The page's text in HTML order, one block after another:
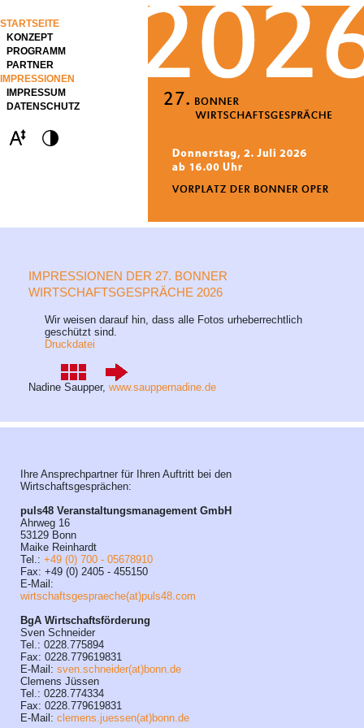
STARTSEITE
KONZEPT
PROGRAMM
PARTNER
IMPRESSIONEN
IMPRESSUM
DATENSCHUTZ
IMPRESSIONEN DER 27. BONNER
WIRTSCHAFTSGESPRÄCHE 2026
Wir weisen darauf hin, dass alle Fotos urheberrechtlich
geschützt sind.
Druckdatei
Nadine Saupper, www.sauppernadine.de
Ihre Ansprechpartner für Ihren Auftritt bei den
Wirtschaftsgesprächen:
puls48 Veranstaltungsmanagement GmbH
Ahrweg 16
53129 Bonn
Maike Reinhardt
Tel.: +49 (0) 700 - 05678910
Fax: +49 (0) 2405 - 455150
E-Mail:
wirtschaftsgespraeche(at)puls48.com
BgA Wirtschaftsförderung
Sven Schneider
Tel.: 0228.775894
Fax: 0228.779619831
E-Mail: sven.schneider(at)bonn.de
Clemens Jüssen
Tel.: 0228.774334
Fax: 0228.779619831
E-Mail: clemens.juessen(at)bonn.de